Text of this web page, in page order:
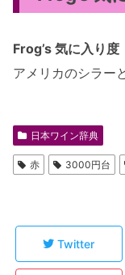
Frog’s 気に入り
アメリカのシラー
日本ワイン辞典
赤 3000円台
Twitter